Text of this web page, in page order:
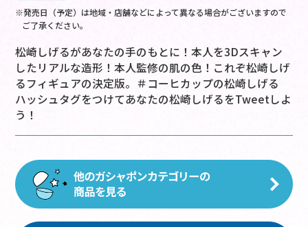
※発売日（予定）は地域・店舗などによって異なる場合がございますので
ご了承ください。
松崎しげるがあなたの手のもとに！本人を3Dスキャン
したリアルな造形！本人監修の肌の色！これぞ松崎しげ
るフィギュアの決定版。＃コーヒカップの松崎しげる
ハッシュタグをつけてあなたの松崎しげるをTweetしよ
う！